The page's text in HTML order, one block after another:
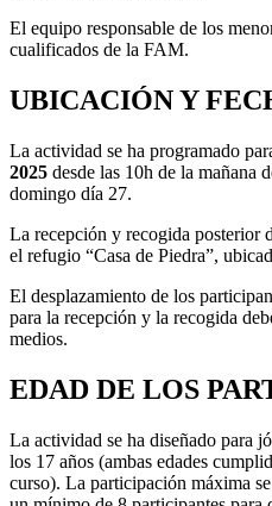
El equipo responsable de los
cualificados de la FAM.
UBICACIÓN Y
La actividad se ha programado
2025 desde las 10h de la mañana
domingo día 27.
La recepción y recogida posterior
el refugio “Casa de Piedra”,
El desplazamiento de los
para la recepción y la recogida
medios.
EDAD DE LOS
La actividad se ha diseñado para
los 17 años (ambas edades
curso). La participación máxima